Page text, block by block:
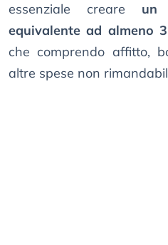
essenziale creare un
equivalente ad almeno
che comprendo affitto,
altre spese non